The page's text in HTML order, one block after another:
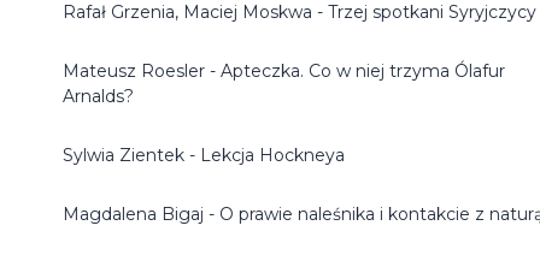
Rafał Grzenia, Maciej Moskwa - Trzej spotkani Syryjczycy
Mateusz Roesler - Apteczka. Co w niej trzyma Ólafur
Arnalds?
Sylwia Zientek - Lekcja Hockneya
Magdalena Bigaj - O prawie naleśnika i kontakcie z